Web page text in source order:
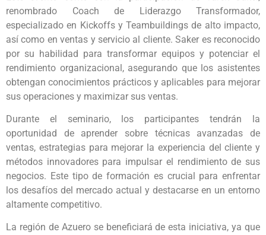
renombrado Coach de Liderazgo Transformador,
especializado en Kickoffs y Teambuildings de alto impacto,
así como en ventas y servicio al cliente. Saker es reconocido
por su habilidad para transformar equipos y potenciar el
rendimiento organizacional, asegurando que los asistentes
obtengan conocimientos prácticos y aplicables para mejorar
sus operaciones y maximizar sus ventas.
Durante el seminario, los participantes tendrán la
oportunidad de aprender sobre técnicas avanzadas de
ventas, estrategias para mejorar la experiencia del cliente y
métodos innovadores para impulsar el rendimiento de sus
negocios. Este tipo de formación es crucial para enfrentar
los desafíos del mercado actual y destacarse en un entorno
altamente competitivo.
La región de Azuero se beneficiará de esta iniciativa, ya que